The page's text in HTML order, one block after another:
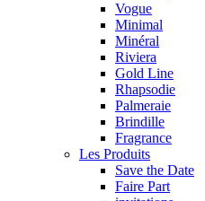
Vogue
Minimal
Minéral
Riviera
Gold Line
Rhapsodie
Palmeraie
Brindille
Fragrance
Les Produits
Save the Date
Faire Part